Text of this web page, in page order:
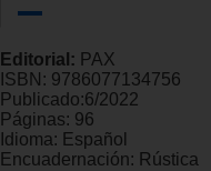
Editorial: PAX
ISBN: 9786077134756
Publicado:6/2022
Páginas: 96
Idioma: Español
Encuadernación: Rústica